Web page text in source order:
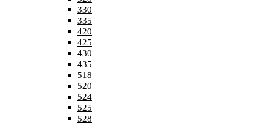
330
335
420
425
430
435
518
520
524
525
528